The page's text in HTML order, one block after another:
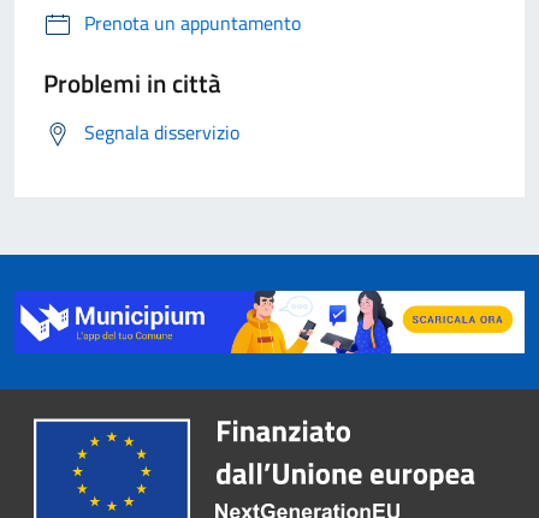
Prenota un appuntamento
Problemi in città
Segnala disservizio